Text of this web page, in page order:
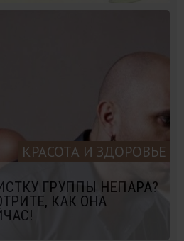
КРАСОТА И ЗДОРОВЬЕ
ГРУППЫ НЕПАРА?
КАК ОНА